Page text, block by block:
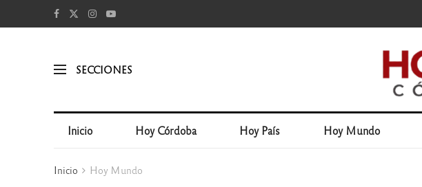
SECCIONES
Inicio Hoy Córdoba Hoy País Hoy Mundo
Inicio Hoy Mundo